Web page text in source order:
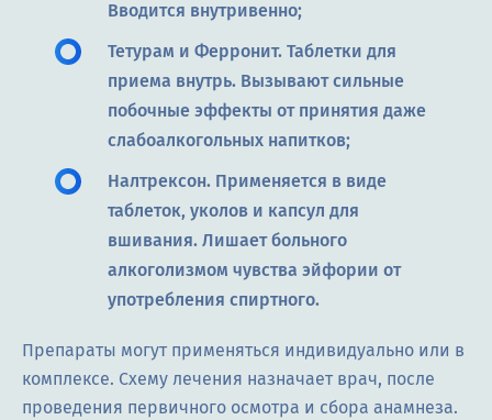
Вводится внутривенно;
Тетурам и Ферронит. Таблетки для
приема внутрь. Вызывают сильные
побочные эффекты от принятия даже
слабоалкогольных напитков;
Налтрексон. Применяется в виде
таблеток, уколов и капсул для
вшивания. Лишает больного
алкоголизмом чувства эйфории от
употребления спиртного.
Препараты могут применяться индивидуально или в
комплексе. Схему лечения назначает врач, после
проведения первичного осмотра и сбора анамнеза.